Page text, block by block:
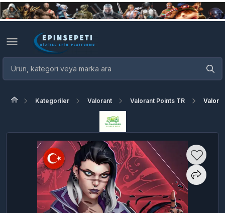
Kategoriler Valorant Valorant Points TR